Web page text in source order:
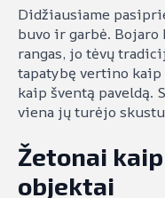
Didžiausiame
buvo ir garbė.
rangas, jo tėvų
tapatybę vertino
kaip šventą paveldą.
viena jų turėjo
Žetonai
objektai